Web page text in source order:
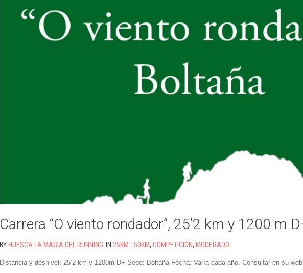
Carrera “O viento rondador”, 25’2 km y 1200 m
BY HUESCA LA MAGIA DEL RUNNING IN 25KM - 50KM, COMPETICIÓN, MODERADO
Distancia y desnivel: 25’2 km y 1200m D+ Sede: Boltaña Fecha: Varía cada año. Consultar en su